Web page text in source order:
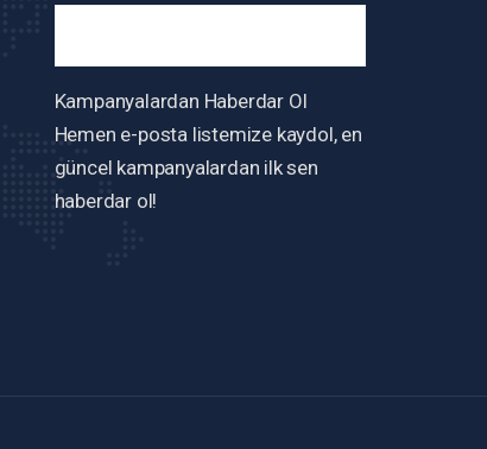
Kampanyalardan Haberdar Ol
Hemen e-posta listemize kaydol, en
güncel kampanyalardan ilk sen
haberdar ol!